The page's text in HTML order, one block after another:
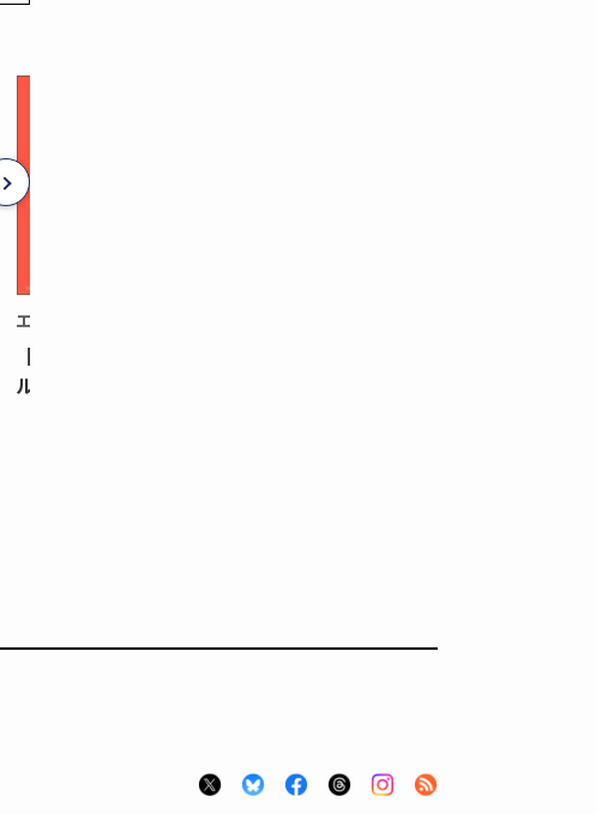
エムディーピー
【月間1,000万本以上の配布実績！】デジタ
ルクーポンを活用した販促キャンペーンを...